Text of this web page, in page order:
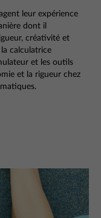
leur expérience
dont il
créativité et
calculatrice
et les outils
et la rigueur chez